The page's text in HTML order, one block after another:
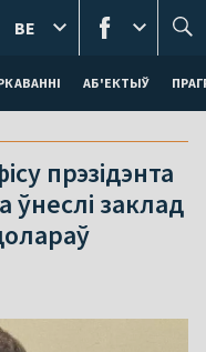
АБ'ЕКТЫЎ
BE
прэзідэнта
ўнеслі заклад